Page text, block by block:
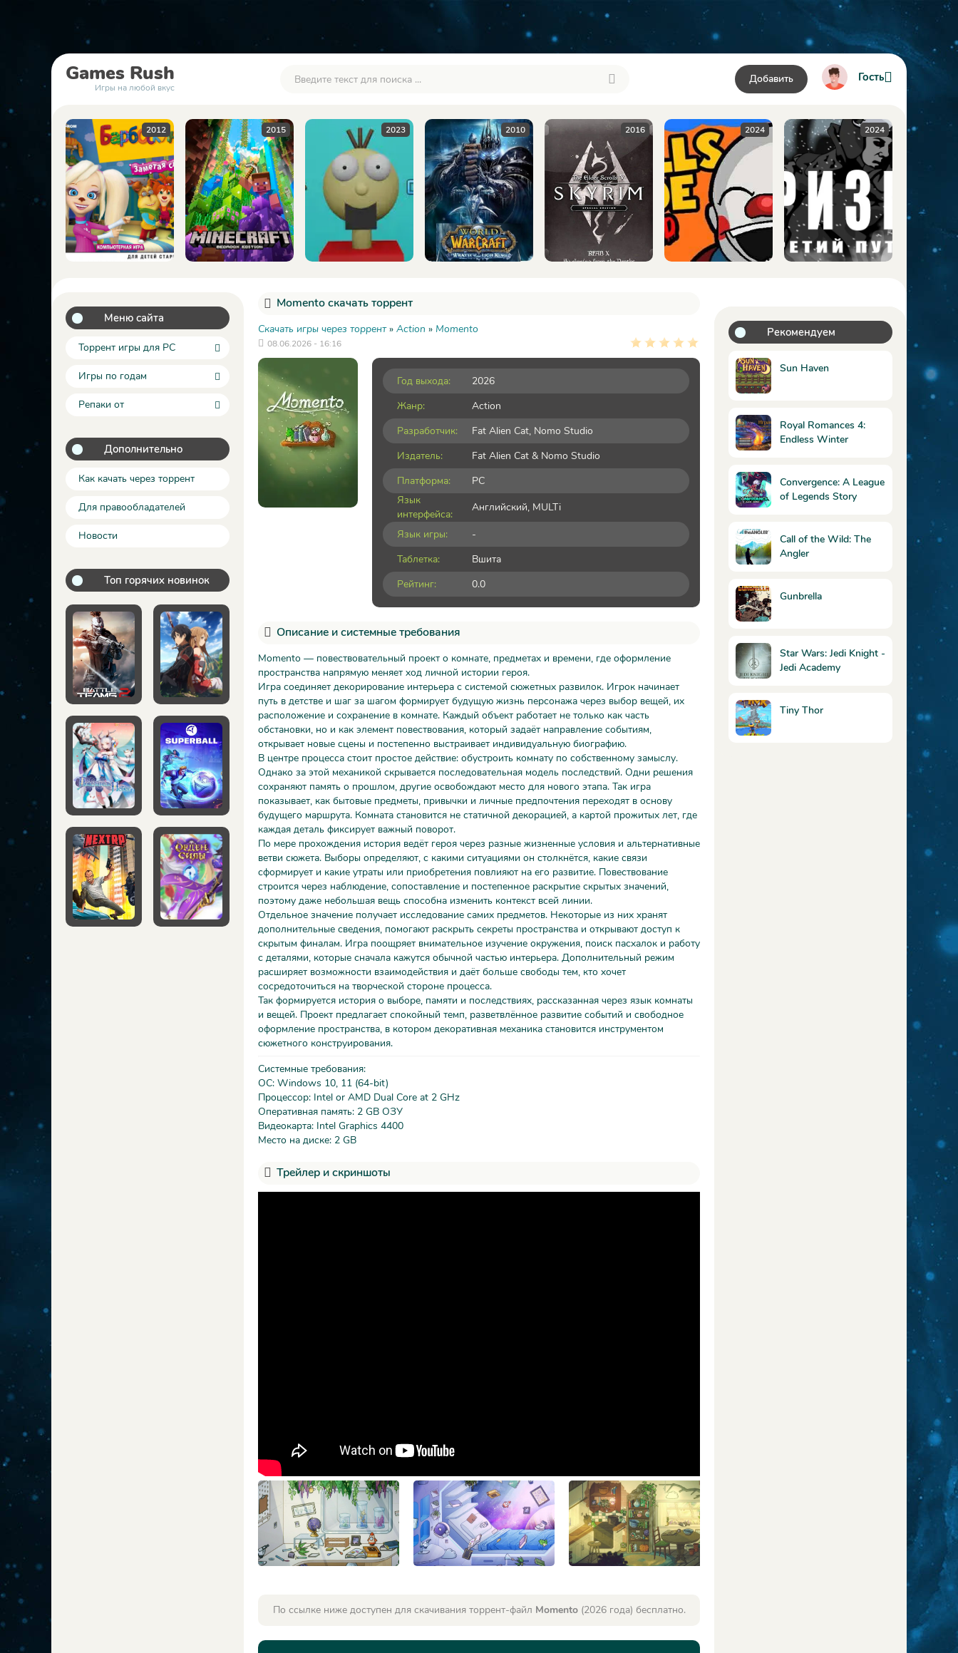
Games Rush
Игры на любой вкус
Добавить Гость
2015 2023 2010 2016 2024 2024 2009
Меню сайта
Торрент игры для PC
Игры по годам
Репаки от
Дополнительно
Как качать через торрент
Для правообладателей
Новости
Топ горячих новинок
Momento скачать торрент
Скачать игры через торрент» Action » Momento
08.06.2026 - 16:16
Год выхода:
2026
Жанр:
Action
Разработчик:
Fat Alien Cat, Nomo Studio
Издатель:
Fat Alien Cat & Nomo Studio
Платформа:
PC
Язык
интерфейса:
Английский, MULTi
Язык игры:
-
Таблетка:
Вшита
Рейтинг:
0.0
Описание и системные требования
Momento — повествовательный проект о комнате, предметах и времени, где оформление
пространства напрямую меняет ход личной истории героя.
Игра соединяет декорирование интерьера с системой сюжетных развилок. Игрок начинает
путь в детстве и шаг за шагом формирует будущую жизнь персонажа через выбор вещей, их
расположение и сохранение в комнате. Каждый объект работает не только как часть
обстановки, но и как элемент повествования, который задаёт направление событиям,
открывает новые сцены и постепенно выстраивает индивидуальную биографию.
В центре процесса стоит простое действие: обустроить комнату по собственному замыслу.
Однако за этой механикой скрывается последовательная модель последствий. Одни решения
сохраняют память о прошлом, другие освобождают место для нового этапа. Так игра
показывает, как бытовые предметы, привычки и личные предпочтения переходят в основу
будущего маршрута. Комната становится не статичной декорацией, а картой прожитых лет, где
каждая деталь фиксирует важный поворот.
По мере прохождения история ведёт героя через разные жизненные условия и альтернативные
ветви сюжета. Выборы определяют, с какими ситуациями он столкнётся, какие связи
сформирует и какие утраты или приобретения повлияют на его развитие. Повествование
строится через наблюдение, сопоставление и постепенное раскрытие скрытых значений,
поэтому даже небольшая вещь способна изменить контекст всей линии.
Отдельное значение получает исследование самих предметов. Некоторые из них хранят
дополнительные сведения, помогают раскрыть секреты пространства и открывают доступ к
скрытым финалам. Игра поощряет внимательное изучение окружения, поиск пасхалок и работу
с деталями, которые сначала кажутся обычной частью интерьера. Дополнительный режим
расширяет возможности взаимодействия и даёт больше свободы тем, кто хочет
сосредоточиться на творческой стороне процесса.
Так формируется история о выборе, памяти и последствиях, рассказанная через язык комнаты
и вещей. Проект предлагает спокойный темп, разветвлённое развитие событий и свободное
оформление пространства, в котором декоративная механика становится инструментом
сюжетного конструирования.
Системные требования:
ОС: Windows 10, 11 (64-bit)
Процессор: Intel or AMD Dual Core at 2 GHz
Оперативная память: 2 GB ОЗУ
Видеокарта: Intel Graphics 4400
Место на диске: 2 GB
Трейлер и скриншоты
По ссылке ниже доступен для скачивания торрент-файл Momento(2026 года) бесплатно.
Рекомендуем
Sun Haven
Royal Romances 4:
Endless Winter
4: Вечная зима
Коллекционное
Convergence: A League
of Legends Story
Call of the Wild: The
Angler
Gunbrella
Star Wars: Jedi Knight -
Jedi Academy
Tiny Thor